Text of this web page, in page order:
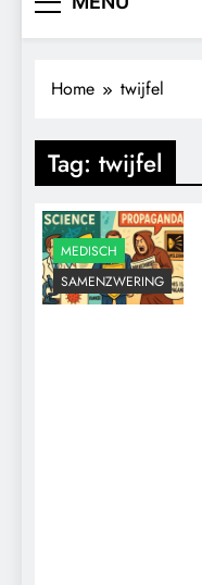
Home twijfel
Tag: twijfel
MEDISCH
SAMENZWERING